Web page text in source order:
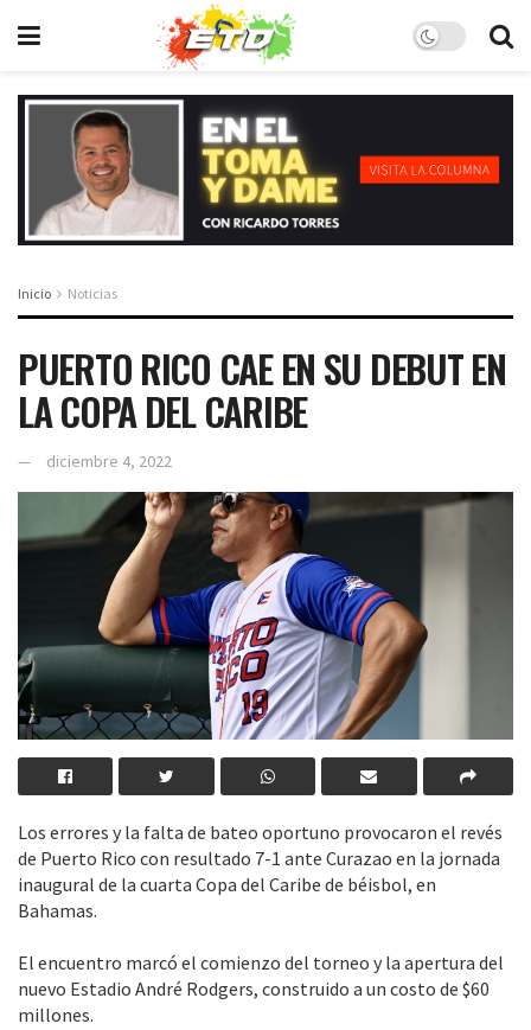
Inicio Noticias
PUERTO RICO CAE EN SU DEBUT EN
LA COPA DEL CARIBE
diciembre 4, 2022
Los errores y la falta de bateo oportuno provocaron el revés
de Puerto Rico con resultado 7-1 ante Curazao en la jornada
inaugural de la cuarta Copa del Caribe de béisbol, en
Bahamas.
El encuentro marcó el comienzo del torneo y la apertura del
nuevo Estadio André Rodgers, construido a un costo de $60
millones.